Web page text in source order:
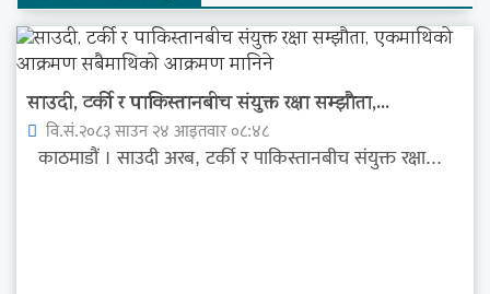
साउदी, टर्की र पाकिस्तानबीच संयुक्त रक्षा सम्झौता,...
वि.सं.२०८३ साउन २४ आइतवार ०८:४८
काठमाडौं । साउदी अरब, टर्की र पाकिस्तानबीच संयुक्त रक्षा...